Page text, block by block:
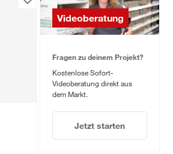
Videoberatung
Fragen zu deinem Projekt?
Kostenlose Sofort-
Videoberatung direkt aus
dem Markt.
Jetzt starten